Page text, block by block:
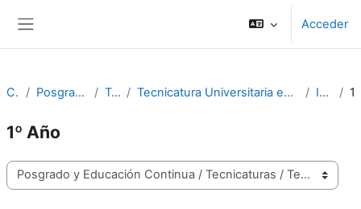
Acceder
Cursos Posgrado y Educación Continua Tecnicaturas Tecnicatura Universitaria en Administración y Gestión en Instituciones de Educación Superior Ingreso 2021
1º Año
Categorías